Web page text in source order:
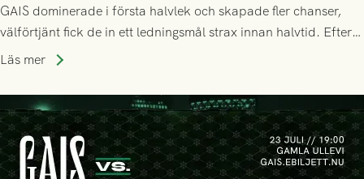
GAIS dominerade i första halvlek och skapade fler chanser,
välförtjänt fick de in ett ledningsmål strax innan halvtid. Efter
halvtidsvilan sjönk tempot när Nordsjälland tilläts ha mer av
seger! Matchfoto: Mikael Josefsson & Lasse Ekström
Läs mer